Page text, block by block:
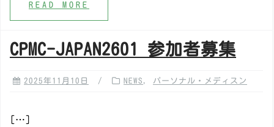
READ MORE
CPMC-JAPAN2601 参加者募集
2025年11月10日 NEWS , パーソナル・メディスン
[…]